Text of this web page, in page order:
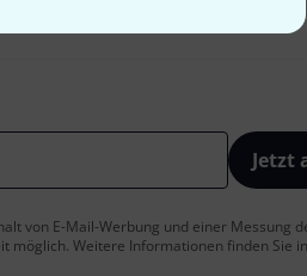
Jetzt
von E-Mail-Werbung und einer Messung
möglich. Weitere Informationen finden Sie